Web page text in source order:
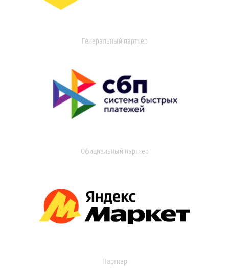
Генеральный партнер
Официальный партнер
Партнер